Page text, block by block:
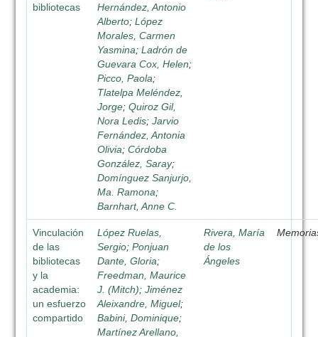
bibliotecas
Hernández, Antonio
Alberto;López
Morales, Carmen
Yasmina;Ladrón de
Guevara Cox, Helen;
Picco, Paola;
Tlatelpa Meléndez,
Jorge;Quiroz Gil,
Nora Ledis;Jarvio
Fernández, Antonia
Olivia;Córdoba
González, Saray;
Domínguez Sanjurjo,
Ma. Ramona;
Barnhart, Anne C.
Vinculación
de las
bibliotecas
y la
academia:
un esfuerzo
compartido
López Ruelas,
Sergio;Ponjuan
Dante, Gloria;
Freedman, Maurice
J. (Mitch);Jiménez
Aleixandre, Miguel;
Babini, Dominique;
Martínez Arellano,
Rivera, María
de los
Ángeles